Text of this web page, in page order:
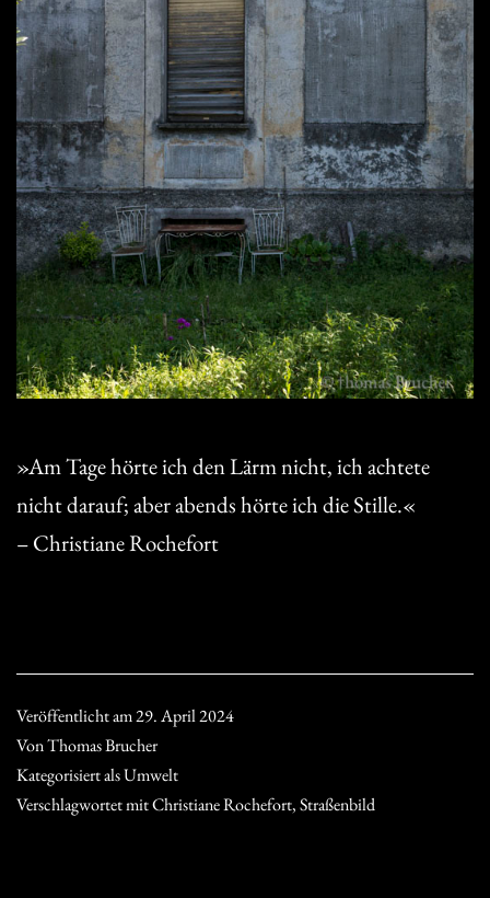
»Am Tage hörte ich den Lärm nicht, ich achtete
nicht darauf; aber abends hörte ich die Stille.«
– Christiane Rochefort
Veröffentlicht am29. April 2024
VonThomas Brucher
Kategorisiert alsUmwelt
Verschlagwortet mitChristiane Rochefort,Straßenbild